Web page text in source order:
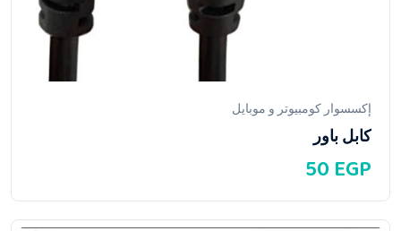
إكسسوار كومبيوتر و موبايل
كابل باور
50EGP